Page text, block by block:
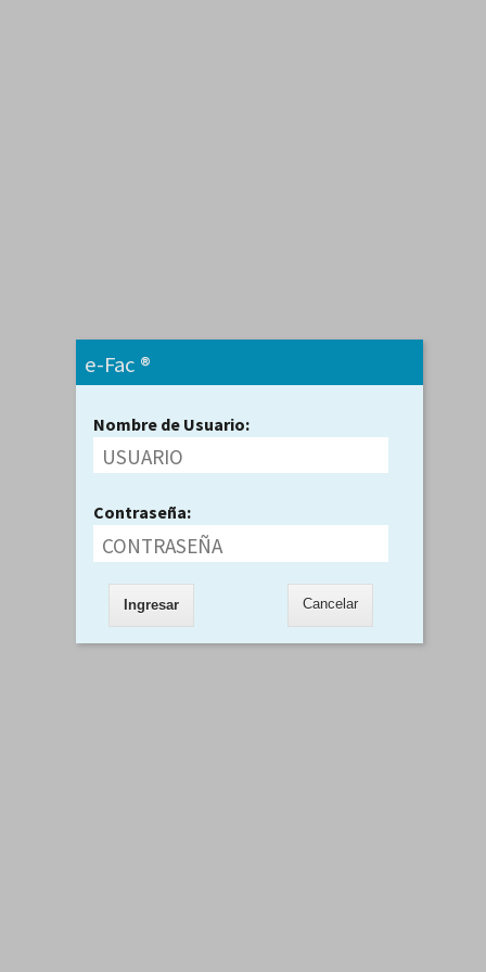
e-Fac ®
Nombre de Usuario:
Contraseña:
Cancelar